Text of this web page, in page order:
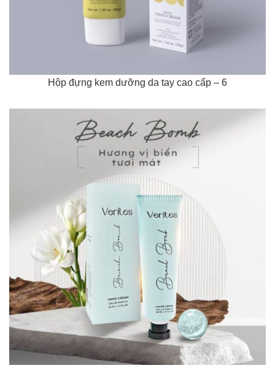
Hộp đựng kem dưỡng da tay cao cấp – 6